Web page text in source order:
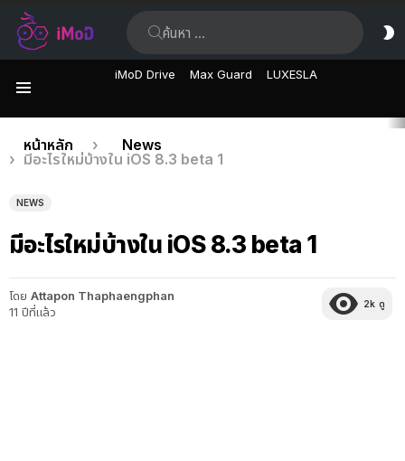
iMoD Drive Max Guard LUXESLA
เรื่อง
ล่าสุด
คุณอยู่ที่นี่:
หน้าหลัก
News
มีอะไรใหม่บ้างใน iOS 8.3 beta 1
NEWS
มีอะไรใหม่บ้างใน iOS 8.3 beta 1
โดย Attapon Thaphaengphan
11 ปีที่แล้ว
2k ดู